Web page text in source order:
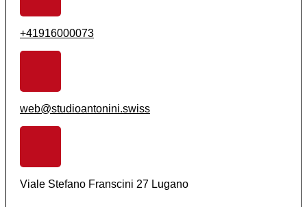
+41916000073
web@studioantonini.swiss
Viale Stefano Franscini 27 Lugano